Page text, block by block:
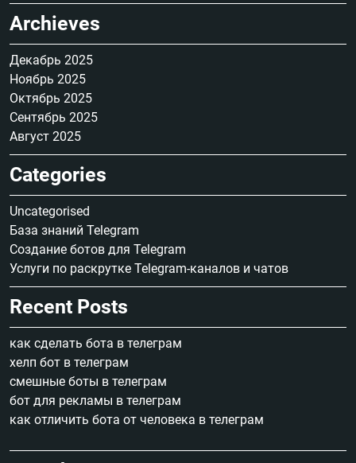
Archieves
Декабрь 2025
Ноябрь 2025
Октябрь 2025
Сентябрь 2025
Август 2025
Categories
Uncategorised
База знаний Telegram
Создание ботов для Telegram
Услуги по раскрутке Telegram-каналов и чатов
Recent Posts
как сделать бота в телеграм
хелп бот в телеграм
смешные боты в телеграм
бот для рекламы в телеграм
как отличить бота от человека в телеграм